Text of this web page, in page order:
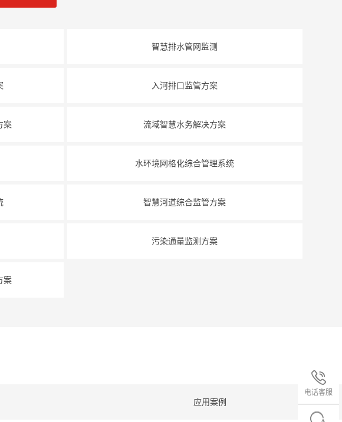
电话客服
智慧排水管网监测
入河排口监管方案
案 流域智慧水务解决方案
水环境网格化综合管理系统
智慧河道综合监管方案
污染通量监测方案
案
应用案例